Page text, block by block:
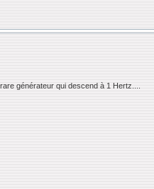
générateur qui descend à 1 Hertz....